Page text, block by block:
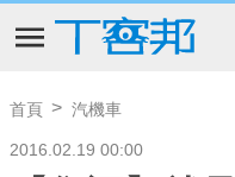
首頁 汽機車
2016.02.19 00:00